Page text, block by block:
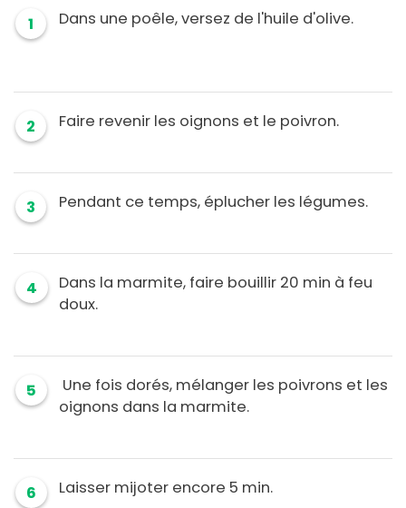
1 Dans une poêle, versez de l'huile d'olive.
2 Faire revenir les oignons et le poivron.
3 Pendant ce temps, éplucher les légumes.
4
Dans la marmite, faire bouillir 20 min à feu
doux.
5
Une fois dorés, mélanger les poivrons et les
oignons dans la marmite.
6 Laisser mijoter encore 5 min.